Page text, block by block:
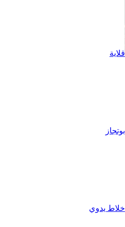
قلاية
بوتجاز
خلاط يدوي